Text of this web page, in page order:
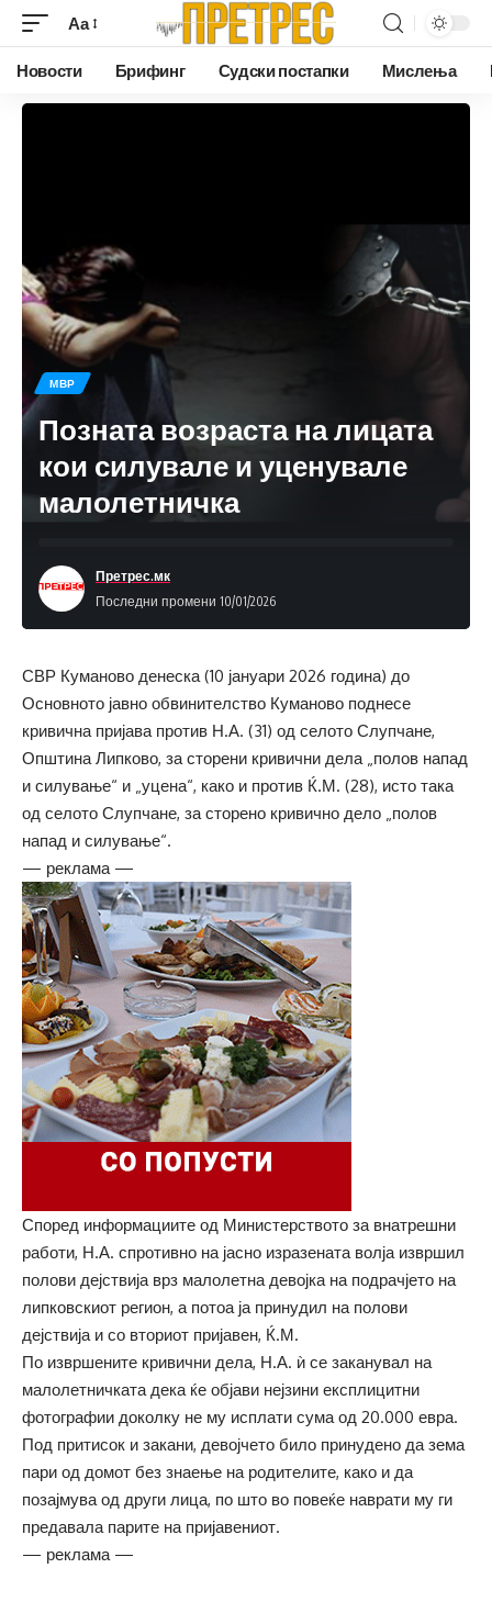
Аа
Новости Брифинг Судски постапки Мислења
МВР
Позната возраста на лицата
кои силувале и уценувале
малолетничка
Последни промени 10/01/2026
Претрес.мк
СВР Куманово денеска (10 јануари 2026 година) до
Основното јавно обвинителство Куманово поднесе
кривична пријава против Н.А. (31) од селото Слупчане,
Општина Липково, за сторени кривични дела „полов напад
и силување“ и „уцена“, како и против Ќ.М. (28), исто така
од селото Слупчане, за сторено кривично дело „полов
напад и силување“.
— реклама —
Според информациите од Министерството за внатрешни
работи, Н.А. спротивно на јасно изразената волја извршил
полови дејствија врз малолетна девојка на подрачјето на
липковскиот регион, а потоа ја принудил на полови
дејствија и со вториот пријавен, Ќ.М.
По извршените кривични дела, Н.А. ѝ се заканувал на
малолетничката дека ќе објави нејзини експлицитни
фотографии доколку не му исплати сума од 20.000 евра.
Под притисок и закани, девојчето било принудено да зема
пари од домот без знаење на родителите, како и да
позајмува од други лица, по што во повеќе наврати му ги
предавала парите на пријавениот.
— реклама —